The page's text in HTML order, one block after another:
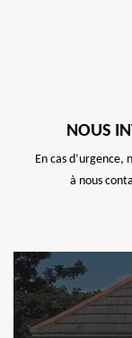
NOUS
En cas d’urgence,
à nous